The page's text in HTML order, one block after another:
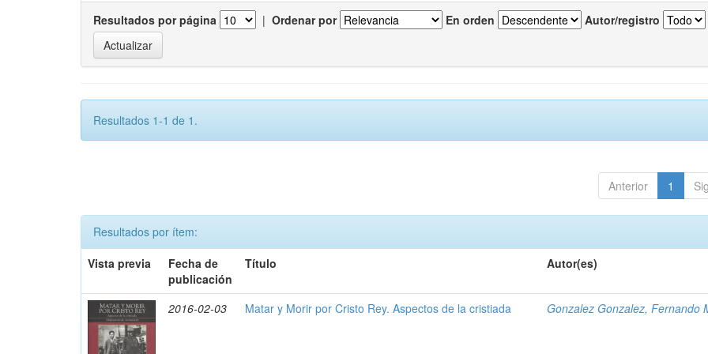
Resultados por página | Ordenar por En orden Autor/registro
Resultados 1-1 de 1.
Anterior 1
Resultados por ítem:
Vista previa
Fecha de
publicación
Título Autor(es)
2016-02-03 Matar y Morir por Cristo Rey. Aspectos de la cristiada Gonzalez Gonzalez, Fernando